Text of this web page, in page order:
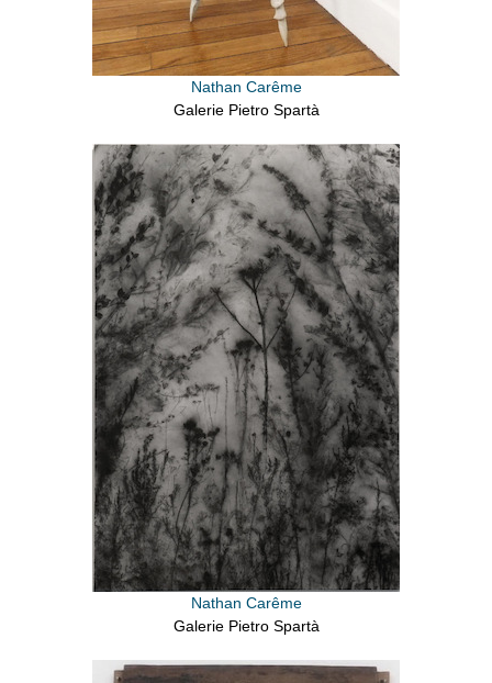
Nathan Carême
Galerie Pietro Spartà
Nathan Carême
Galerie Pietro Spartà